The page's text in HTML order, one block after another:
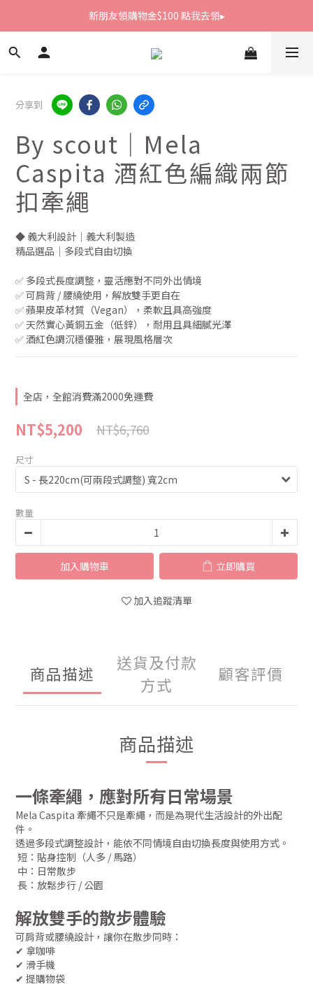
新朋友領購物金$100 點我去領▸
新朋友領購物金$100 點我去領▸
全館滿1800免運
分享到
By scout｜Mela
Caspita 酒紅色編織兩節
扣牽繩
◆ 義大利設計｜義大利製造
精品選品｜多段式自由切換
✅ 多段式長度調整，靈活應對不同外出情境
✅ 可肩背 / 腰繞使用，解放雙手更自在
✅ 蘋果皮革材質（Vegan），柔軟且具高強度
✅ 天然實心黃銅五金（低鋅），耐用且具細膩光澤
✅ 酒紅色調沉穩優雅，展現風格層次
全店，全館消費滿2000免運費
NT$6,760
NT$5,200
尺寸
數量
加入購物車 立即購買
加入追蹤清單
商品描述
送貨及付款
方式
顧客評價
商品描述
一條牽繩，應對所有日常場景
Mela Caspita 牽繩不只是牽繩，而是為現代生活設計的外出配
件。
透過多段式調整設計，能依不同情境自由切換長度與使用方式。
短：貼身控制（人多 / 馬路）
中：日常散步
長：放鬆步行 / 公園
解放雙手的散步體驗
可肩背或腰繞設計，讓你在散步同時：
✔ 拿咖啡
✔ 滑手機
✔ 提購物袋